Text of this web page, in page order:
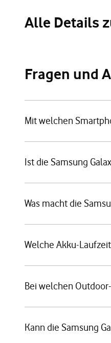
Alle Details
Fragen und
Mit welchen
Ist die Samsung
Was macht die
Welche Akku-
Bei welchen
Kann die Samsung